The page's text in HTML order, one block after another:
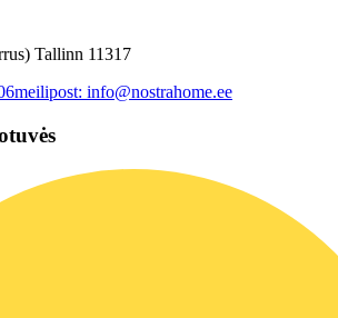
Tallinn 11317
meilipost: info@nostrahome.ee